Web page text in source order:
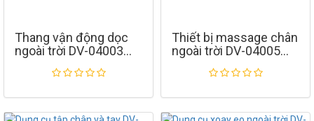
Thang vận động dọc
ngoài trời DV-04003
Thiết bị massage chân
ngoài trời DV-04005